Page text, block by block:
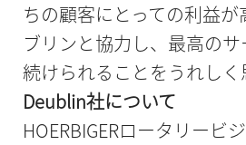
ちの顧客にとっての利益が
ブリンと協力し、最高の
続けられることをうれし
Deublin社について
HOERBIGERロータリービ